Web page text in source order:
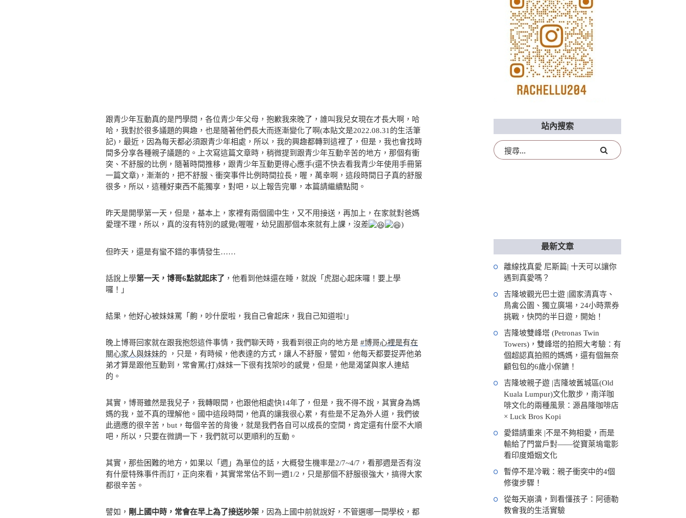
跟青少年互動真的是門學問，各位青少年父母，抱歉我來晚了，誰叫我兒女現在才長大啊，哈
哈，我對於很多議題的興趣，也是隨著他們長大而逐漸變化了啊(本貼文是2022.08.31的生活筆
記)，最近，因為每天都必須跟青少年相處，所以，我的興趣都轉到這裡了，但是，我也會找時
間多分享各種親子議題的。上次寫這篇文章時，稍微提到跟青少年互動辛苦的地方，那個有衝
突、不舒服的比例，隨著時間推移，跟青少年互動更得心應手(還不快去看我青少年使用手冊第
一篇文章)，漸漸的，把不舒服、衝突事件比例時間拉長，喔，萬幸啊，這段時間日子真的舒服
很多，所以，這種好東西不能獨享，對吧，以上報告完畢，本篇請繼續點閱。
昨天是開學第一天，但是，基本上，家裡有兩個國中生，又不用接送，再加上，在家就對爸媽
愛理不理，所以，真的沒有特別的感覺(喔喔，幼兒園那個本來就有上課，沒差
)
但昨天，還是有蠻不錯的事情發生……
話說上學第一天，博哥6點就起床了 ，他看到他妹還在睡，就說「虎甜心起床囉！要上學
囉！」
結果，他好心被妹妹罵「齁，吵什麼啦，我自己會起床，我自己知道啦!」
晚上博哥回家就在跟我抱怨這件事情，我們聊天時，我看到很正向的地方是 #博哥心裡是有在
關心家人與妹妹的 ，只是，有時候，他表達的方式，讓人不舒服，譬如，他每天都要捉弄他弟
弟才算是跟他互動到，常會罵(打)妹妹一下很有找架吵的感覺，但是，他是渴望與家人連結
的。
其實，博哥雖然是我兒子，我轉眼間，也跟他相處快14年了，但是，我不得不說，其實身為媽
媽的我，並不真的理解他。國中這段時間，他真的讓我很心累，有些是不足為外人道，我們彼
此適應的很辛苦，but，每個辛苦的背後，就是我們各自可以成長的空間，肯定還有什麼不大順
吧，所以，只要在微調一下，我們就可以更順利的互動。
其實，那些困難的地方，如果以「週」為單位的話，大概發生機率是2/7~4/7，看那週是否有沒
有什麼特殊事件而訂，正向來看，其實常常佔不到一週1/2，只是那個不舒服很強大，搞得大家
都很辛苦。
譬如， 剛上國中時，常會在早上為了接送吵架 ，因為上國中前就說好，不管選哪一間學校，都
站內搜索
最新文章
離線找真愛 尼斯篇| 十天可以讓你
遇到真愛嗎？
吉隆坡觀光巴士遊 |國家清真寺、
鳥禽公園、獨立廣場，24小時票券
挑戰，快閃的半日遊，開始！
吉隆坡雙峰塔 (Petronas Twin
Towers)，雙峰塔的拍照大考驗：有
個超認真拍照的媽媽，還有個無奈
顧包包的6歲小保鑣！
吉隆坡親子遊 |吉隆坡舊城區(Old
Kuala Lumpur)文化散步，南洋咖
啡文化的兩種風景：源昌隆咖啡店
× Luck Bros Kopi
愛錯請重來 |不是不夠相愛，而是
輸給了門當戶對——從寶萊塢電影
看印度婚姻文化
暫停不是冷戰：親子衝突中的4個
修復步驟！
從每天崩潰，到看懂孩子：阿德勒
教會我的生活實驗